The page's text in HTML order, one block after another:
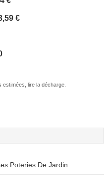
€
lire la décharge.
Poteries De Jardin.